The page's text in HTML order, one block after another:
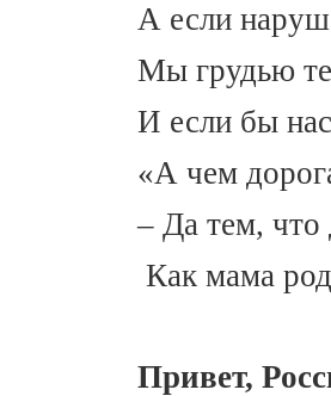
А если
Мы грудью
И если бы
«А чем
– Да тем, что
Как мама
Привет,